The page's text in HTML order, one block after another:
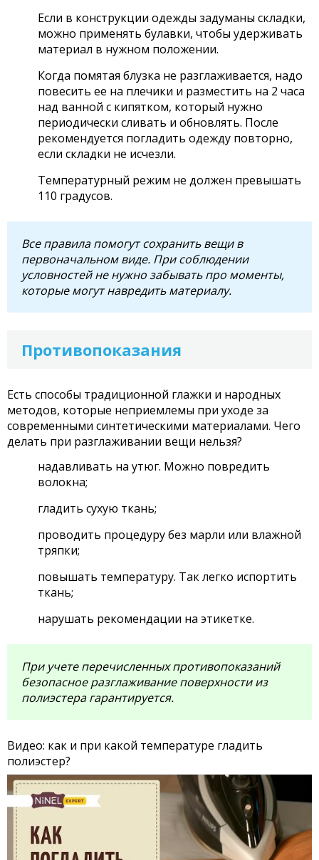
Если в конструкции одежды задуманы складки,
можно применять булавки, чтобы удерживать
материал в нужном положении.
Когда помятая блузка не разглаживается, надо
повесить ее на плечики и разместить на 2 часа
над ванной с кипятком, который нужно
периодически сливать и обновлять. После
рекомендуется погладить одежду повторно,
если складки не исчезли.
Температурный режим не должен превышать
110 градусов.
Все правила помогут сохранить вещи в
первоначальном виде. При соблюдении
условностей не нужно забывать про моменты,
которые могут навредить материалу.
Противопоказания
Есть способы традиционной глажки и народных
методов, которые неприемлемы при уходе за
современными синтетическими материалами. Чего
делать при разглаживании вещи нельзя?
надавливать на утюг. Можно повредить
волокна;
гладить сухую ткань;
проводить процедуру без марли или влажной
тряпки;
повышать температуру. Так легко испортить
ткань;
нарушать рекомендации на этикетке.
При учете перечисленных противопоказаний
безопасное разглаживание поверхности из
полиэстера гарантируется.
Видео: как и при какой температуре гладить
полиэстер?